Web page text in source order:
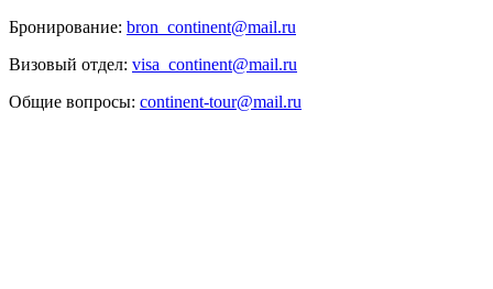
Бронирование: bron_continent@mail.ru
Визовый отдел: visa_continent@mail.ru
Общие вопросы: continent-tour@mail.ru